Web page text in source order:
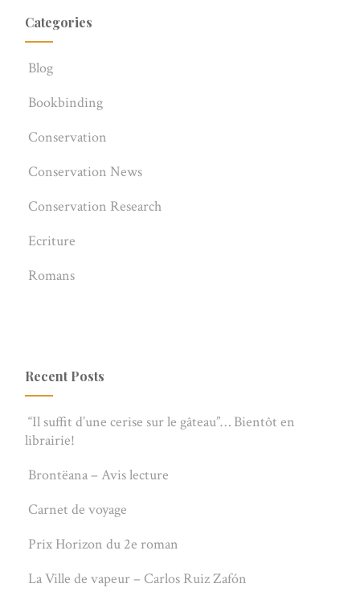
Categories
Blog
Bookbinding
Conservation
Conservation News
Conservation Research
Ecriture
Romans
Recent Posts
“Il suffit d’une cerise sur le gâteau”… Bientôt en
librairie!
Brontëana – Avis lecture
Carnet de voyage
Prix Horizon du 2e roman
La Ville de vapeur – Carlos Ruiz Zafón